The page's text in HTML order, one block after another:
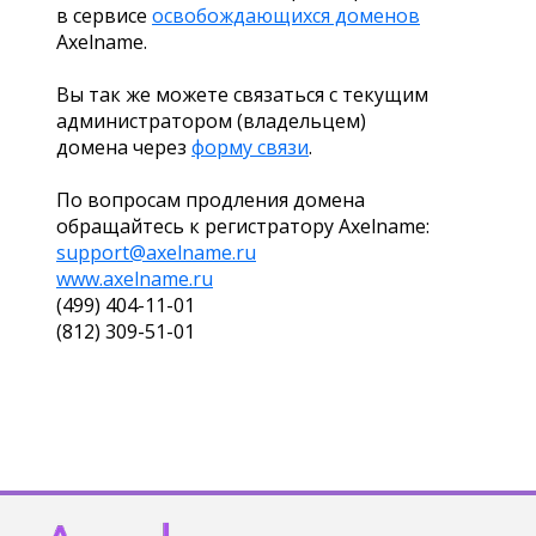
в сервисе освобождающихся доменов
Axelname.
Вы так же можете связаться с текущим
администратором (владельцем)
домена через форму связи.
По вопросам продления домена
обращайтесь к регистратору Axelname:
support@axelname.ru
www.axelname.ru
(499) 404-11-01
(812) 309-51-01